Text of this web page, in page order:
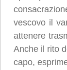
vescovo il
attenere
Anche il rito
capo,